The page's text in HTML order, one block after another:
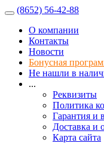
(8652) 56-42-88
О компании
Контакты
Новости
Бонусная
Не нашли в
...
Реквизиты
Политика
Гарантия и
Доставка и
Карта сайта